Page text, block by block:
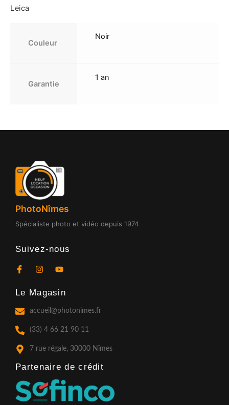
Leica
Couleur
Noir
Garantie
1 an
PhotoNîmes
Spécialiste photo et vidéo depuis 1974
Suivez-nous
F
e
o
o
k
-
f
I
t
g
a
m
Y
t
b
Le Magasin
accueil@photonimes.fr
(33) 4 66 21 90 11
7 rue régale, 30000 Nîmes
Partenaire de crédit​